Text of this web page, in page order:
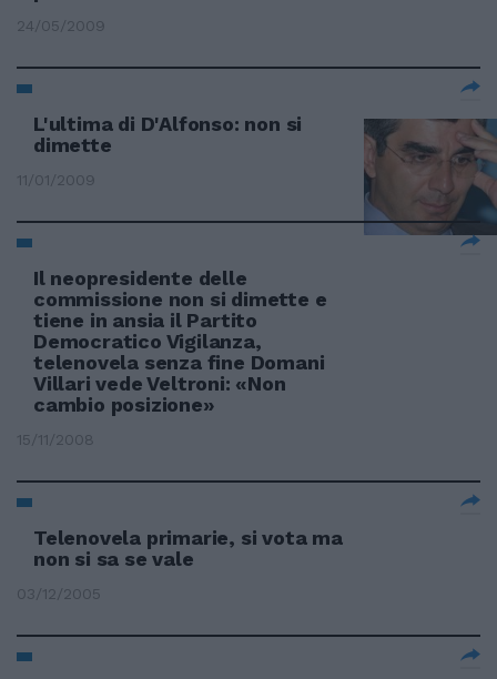
24/05/2009
L'ultima di D'Alfonso: non si
dimette
11/01/2009
Il neopresidente delle
commissione non si dimette e
tiene in ansia il Partito
Democratico Vigilanza,
telenovela senza fine Domani
Villari vede Veltroni: «Non
cambio posizione»
15/11/2008
Telenovela primarie, si vota ma
non si sa se vale
03/12/2005